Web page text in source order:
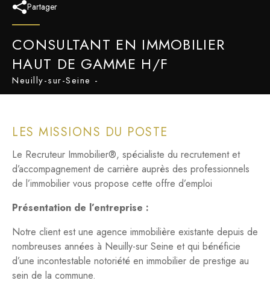
Partager
CONSULTANT EN IMMOBILIER
HAUT DE GAMME H/F
Neuilly-sur-Seine -
LES MISSIONS DU POSTE
Le Recruteur Immobilier®, spécialiste du recrutement et
d’accompagnement de carrière auprès des professionnels
de l’immobilier vous propose cette offre d’emploi
Présentation de l’entreprise :
Notre client est une agence immobilière existante depuis de
nombreuses années à Neuilly-sur Seine et qui bénéficie
d’une incontestable notoriété en immobilier de prestige au
sein de la commune.